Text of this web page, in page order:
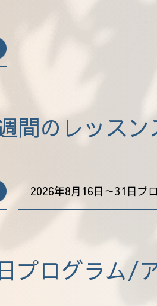
間のレッス
2026年8月16日～31日プ
プログラム/